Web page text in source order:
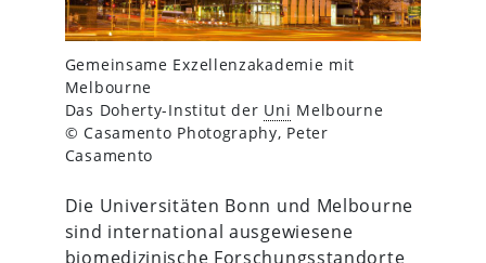
Gemeinsame Exzellenzakademie mit
Melbourne
Das Doherty-Institut der Uni Melbourne
© Casamento Photography, Peter
Casamento
Die Universitäten Bonn und Melbourne
sind international ausgewiesene
biomedizinische Forschungsstandorte